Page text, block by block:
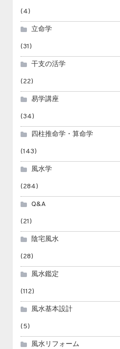
(4)
立命学
(31)
干支の活学
(22)
易学講座
(34)
四柱推命学・算命学
(143)
風水学
(284)
Q&A
(21)
陰宅風水
(28)
風水鑑定
(112)
風水基本設計
(5)
風水リフォーム